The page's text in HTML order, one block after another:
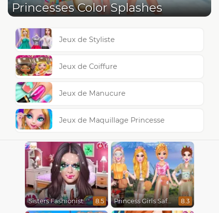
Princesses Color Splashes
Jeux de Styliste
Jeux de Coiffure
Jeux de Manucure
Jeux de Maquillage Princesse
Sisters Fashionista Makeup 8.5 Princess Girls Safari Trip 8.3